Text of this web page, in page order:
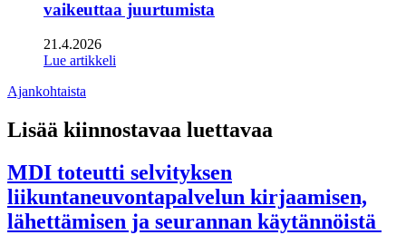
vaikeuttaa juurtumista
21.4.2026
Lue artikkeli
Ajankohtaista
Lisää kiinnostavaa luettavaa
MDI toteutti selvityksen
liikuntaneuvontapalvelun kirjaamisen,
lähettämisen ja seurannan käytännöistä